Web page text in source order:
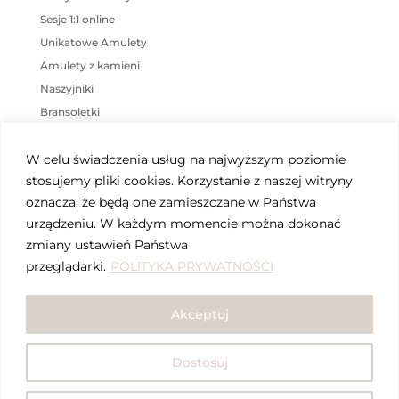
W celu świadczenia usług na najwyższym poziomie
stosujemy pliki cookies. Korzystanie z naszej witryny
oznacza, że będą one zamieszczane w Państwa
urządzeniu. W każdym momencie można dokonać
zmiany ustawień Państwa
przeglądarki. POLITYKA PRYWATNOŚCI
Dostosuj
Akceptuj
Sesje 1:1 online
Unikatowe Amulety
Amulety z kamieni
Naszyjniki
Bransoletki
KOSZYK
Brak produktów w koszyku.
ZNACZNIKI PRODUKTU
ametyst amulet awenturyn cytryn
harmonia
jaspis
Joga Czakry Bioenergoterapia Reiki
tanzanit
turmalin